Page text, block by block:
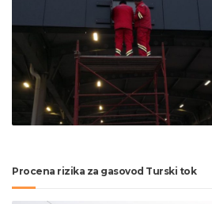
Procena rizika za gasovod Turski tok